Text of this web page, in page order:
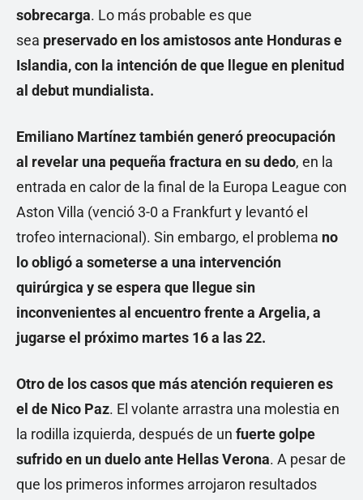
sobrecarga. Lo más probable es que
sea preservado en los amistosos ante Honduras e
Islandia, con la intención de que llegue en plenitud
al debut mundialista.
Emiliano Martínez también generó preocupación
al revelar una pequeña fractura en su dedo, en la
entrada en calor de la final de la Europa League con
Aston Villa (venció 3-0 a Frankfurt y levantó el
trofeo internacional). Sin embargo, el problema no
lo obligó a someterse a una intervención
quirúrgica y se espera que llegue sin
inconvenientes al encuentro frente a Argelia, a
jugarse el próximo martes 16 a las 22.
Otro de los casos que más atención requieren es
el de Nico Paz. El volante arrastra una molestia en
la rodilla izquierda, después de un fuerte golpe
sufrido en un duelo ante Hellas Verona. A pesar de
que los primeros informes arrojaron resultados